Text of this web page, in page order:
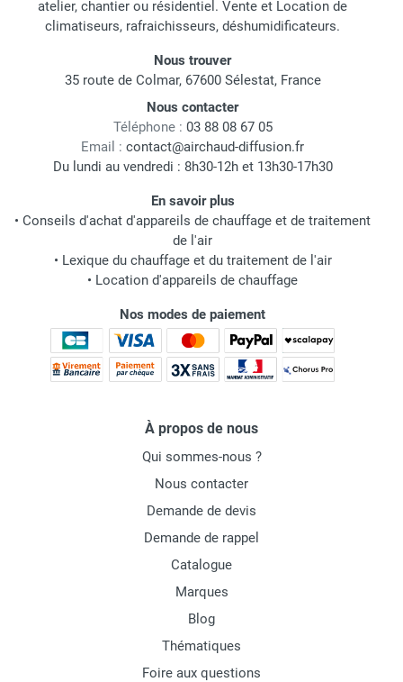
atelier, chantier ou résidentiel. Vente et Location de
climatiseurs, rafraichisseurs, déshumidificateurs.
Nous trouver
35 route de Colmar, 67600 Sélestat, France
Nous contacter
Téléphone : 03 88 08 67 05
Email : contact@airchaud-diffusion.fr
Du lundi au vendredi : 8h30-12h et 13h30-17h30
En savoir plus
• Conseils d'achat d'appareils de chauffage et de traitement
de l'air
• Lexique du chauffage et du traitement de l'air
• Location d'appareils de chauffage
Nos modes de paiement
À propos de nous
Qui sommes-nous ?
Nous contacter
Demande de devis
Demande de rappel
Catalogue
Marques
Blog
Thématiques
Foire aux questions